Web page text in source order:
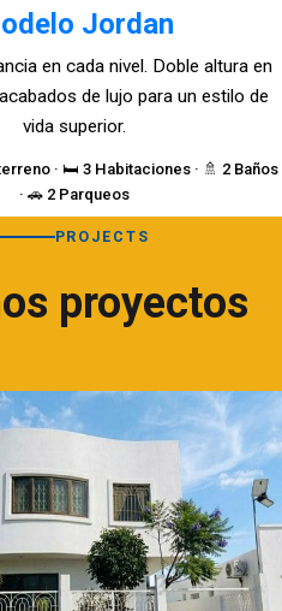
Jordan
· 🛏️ 3 Habitaciones · 🚿 2 Baños
· 🚗 2 Parqueos
en cada nivel. Doble altura en
de lujo para un estilo de
vida superior.
PROJECTS
proyectos